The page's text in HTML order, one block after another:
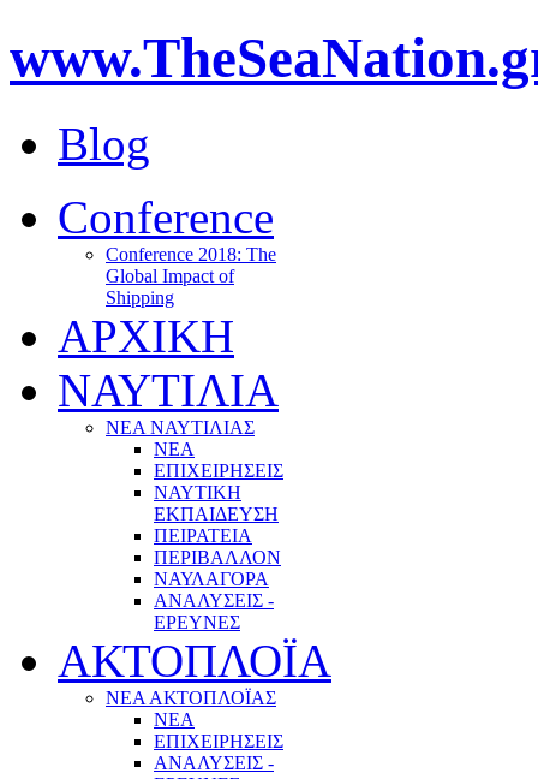
Blog
Conference
Conference 2018: The
Global Impact of
Shipping
ΑΡΧΙΚΗ
ΝΑΥΤΙΛΙΑ
ΝΕΑ ΝΑΥΤΙΛΙΑΣ
ΝΕΑ
ΕΠΙΧΕΙΡΗΣΕΙΣ
ΝΑΥΤΙΚΗ
ΕΚΠΑΙΔΕΥΣΗ
ΠΕΙΡΑΤΕΙΑ
ΠΕΡΙΒΑΛΛΟΝ
ΝΑΥΛΑΓΟΡΑ
ΑΝΑΛΥΣΕΙΣ -
ΕΡΕΥΝΕΣ
ΑΚΤΟΠΛΟΪΑ
ΝΕΑ ΑΚΤΟΠΛΟΪΑΣ
ΝΕΑ
ΕΠΙΧΕΙΡΗΣΕΙΣ
ΑΝΑΛΥΣΕΙΣ -